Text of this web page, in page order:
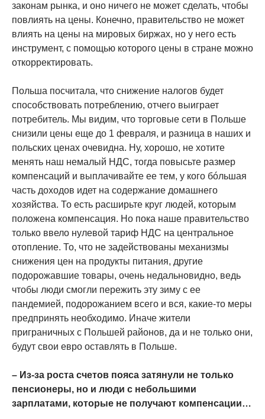
законам рынка, и оно ничего не может сделать, чтобы
повлиять на цены. Конечно, правительство не может
влиять на цены на мировых биржах, но у него есть
инструмент, с помощью которого цены в стране можно
откорректировать.
Польша посчитала, что снижение налогов будет
способствовать потреблению, отчего выиграет
потребитель. Мы видим, что торговые сети в Польше
снизили цены еще до 1 февраля, и разница в наших и
польских ценах очевидна. Ну, хорошо, не хотите
менять наш немалый НДС, тогда повысьте размер
компенсаций и выплачивайте ее тем, у кого бóльшая
часть доходов идет на содержание домашнего
хозяйства. То есть расширьте круг людей, которым
положена компенсация. Но пока наше правительство
только ввело нулевой тариф НДС на центральное
отопление. То, что не задействованы механизмы
снижения цен на продукты питания, другие
подорожавшие товары, очень недальновидно, ведь
чтобы люди смогли пережить эту зиму с ее
пандемией, подорожанием всего и вся, какие-то меры
предпринять необходимо. Иначе жители
приграничных с Польшей районов, да и не только они,
будут свои евро оставлять в Польше.
– Из-за роста счетов пояса затянули не только
пенсионеры, но и люди с небольшими
зарплатами, которые не получают компенсации…